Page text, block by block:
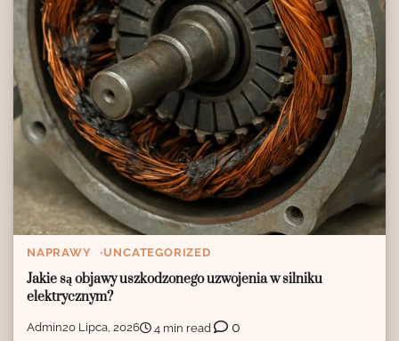
NAPRAWY UNCATEGORIZED
Jakie są objawy uszkodzonego uzwojenia w silniku
elektrycznym?
Admin20 Lipca, 2026 4 min read 0